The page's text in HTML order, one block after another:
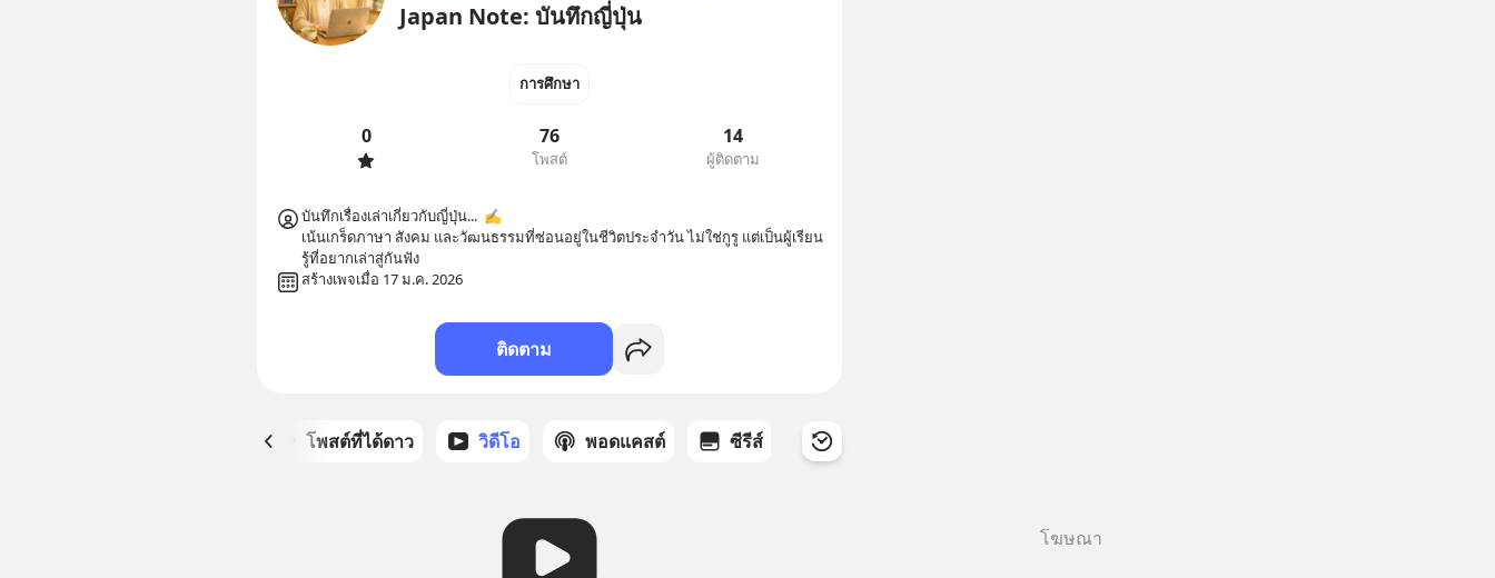
Japan Note: บันทึกญี่ปุ่น
การศึกษา
0 76
โพสต์
14
ผู้ติดตาม
บันทึกเรื่องเล่าเกี่ยวกับญี่ปุ่น...  ✍️
เน้นเกร็ดภาษา สังคม และวัฒนธรรมที่ซ่อนอยู่ในชีวิตประจำวัน ไม่ใช่กูรู แต่เป็นผู้เรียน
รู้ที่อยากเล่าสู่กันฟัง
สร้างเพจเมื่อ 17 ม.ค. 2026
ติดตาม
โพสต์ที่ได้ดาว วิดีโอ พอดแคสต์ ซีรีส์
โฆษณา